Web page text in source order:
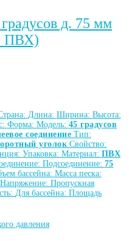
д. 75 мм
ПВХ)
Длина: Ширина: Высота:
Форма: Модель: 45 градусов
соединение Тип:
уголок Свойство:
Упаковка: Материал: ПВХ
Подсоединение: 75
бассейна: Масса песка:
Напряжение: Пропускная
Для бассейна: Площадь
давления